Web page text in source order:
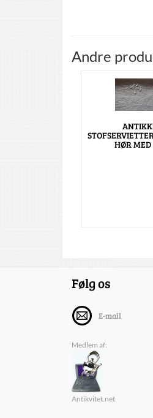
Andre
HØR MED
Følg os
E-mail
Medlem af:
Antikvitet.net